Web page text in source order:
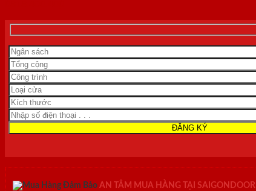
AN TÂM MUA HÀNG TẠI SAIGONDOOR